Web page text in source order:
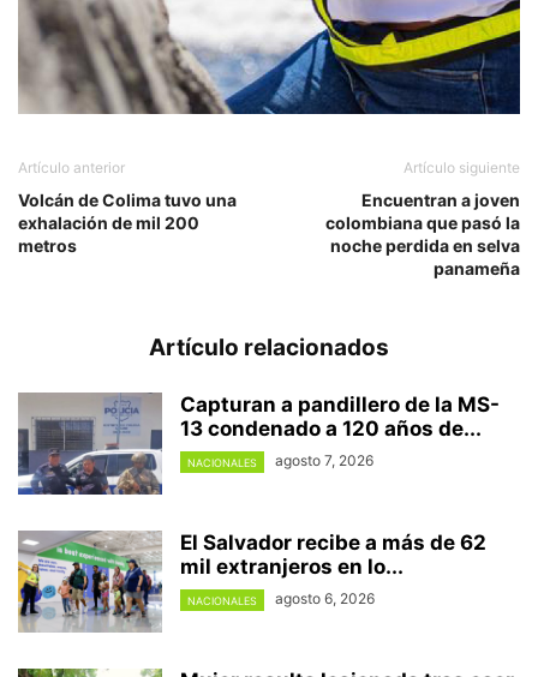
Artículo anterior
Volcán de Colima tuvo una
exhalación de mil 200
metros
Artículo siguiente
Encuentran a joven
colombiana que pasó la
noche perdida en selva
panameña
Artículo relacionados
Capturan a pandillero de la MS-
13 condenado a 120 años de...
NACIONALES agosto 7, 2026
El Salvador recibe a más de 62
mil extranjeros en lo...
NACIONALES agosto 6, 2026